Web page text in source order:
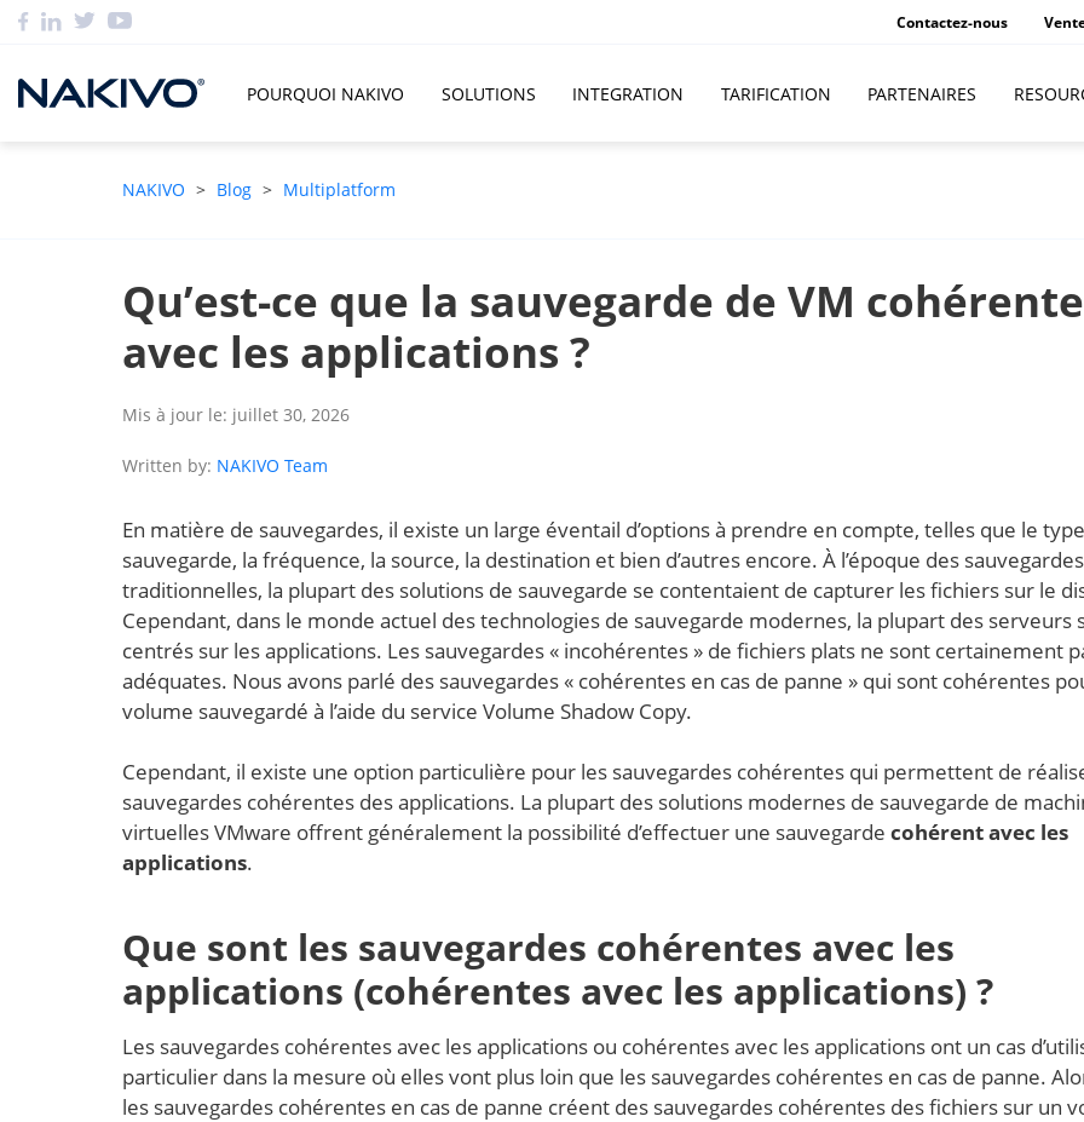
Contactez-nous
POURQUOI NAKIVO SOLUTIONS INTEGRATION TARIFICATION PARTENAIRES
NAKIVO > Blog > Multiplatform
Qu’est-ce que la sauvegarde de VM cohérente
avec les applications ?
Mis à jour le: juillet 30, 2026
Written by: NAKIVO Team
En matière de sauvegardes, il existe un large éventail d’options à prendre en compte, telles que le
sauvegarde, la fréquence, la source, la destination et bien d’autres encore. À l’époque des sauvegardes
traditionnelles, la plupart des solutions de sauvegarde se contentaient de capturer les fichiers sur le
Cependant, dans le monde actuel des technologies de sauvegarde modernes, la plupart des serveurs
centrés sur les applications. Les sauvegardes « incohérentes » de fichiers plats ne sont certainement
adéquates. Nous avons parlé des sauvegardes « cohérentes en cas de panne » qui sont cohérentes
volume sauvegardé à l’aide du service Volume Shadow Copy.
Cependant, il existe une option particulière pour les sauvegardes cohérentes qui permettent de
sauvegardes cohérentes des applications. La plupart des solutions modernes de sauvegarde de
virtuelles VMware offrent généralement la possibilité d’effectuer une sauvegarde cohérent avec les
applications.
Que sont les sauvegardes cohérentes avec les
applications (cohérentes avec les applications) ?
Les sauvegardes cohérentes avec les applications ou cohérentes avec les applications ont un cas
particulier dans la mesure où elles vont plus loin que les sauvegardes cohérentes en cas de panne.
les sauvegardes cohérentes en cas de panne créent des sauvegardes cohérentes des fichiers sur un